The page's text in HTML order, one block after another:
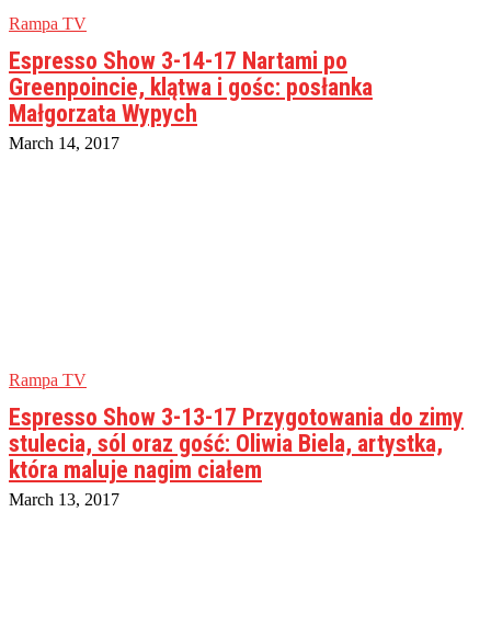
Rampa TV
Espresso Show 3-14-17 Nartami po
Greenpoincie, klątwa i gośc: posłanka
Małgorzata Wypych
March 14, 2017
Rampa TV
Espresso Show 3-13-17 Przygotowania do zimy
stulecia, sól oraz gość: Oliwia Biela, artystka,
która maluje nagim ciałem
March 13, 2017